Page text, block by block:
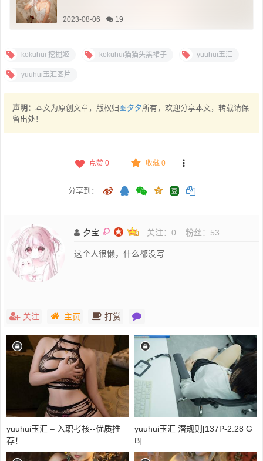
2023-08-06 19
kokuhui 挖掘姬 kokuhui猫猫头黑裙子 yuuhui玉汇
yuuhui玉汇图片
声明： 本文为原创文章，版权归 图夕夕所有，欢迎分享本文，转载请保
留出处！
点赞 0 收藏 0
分享到：
夕宝 关注： 0 粉丝： 53
这个人很懒，什么都没写
关注 主页 打赏
yuuhui玉汇 – 入职考核--优质推
荐！
yuuhui玉汇 潜规则[137P-2.28 G
B]